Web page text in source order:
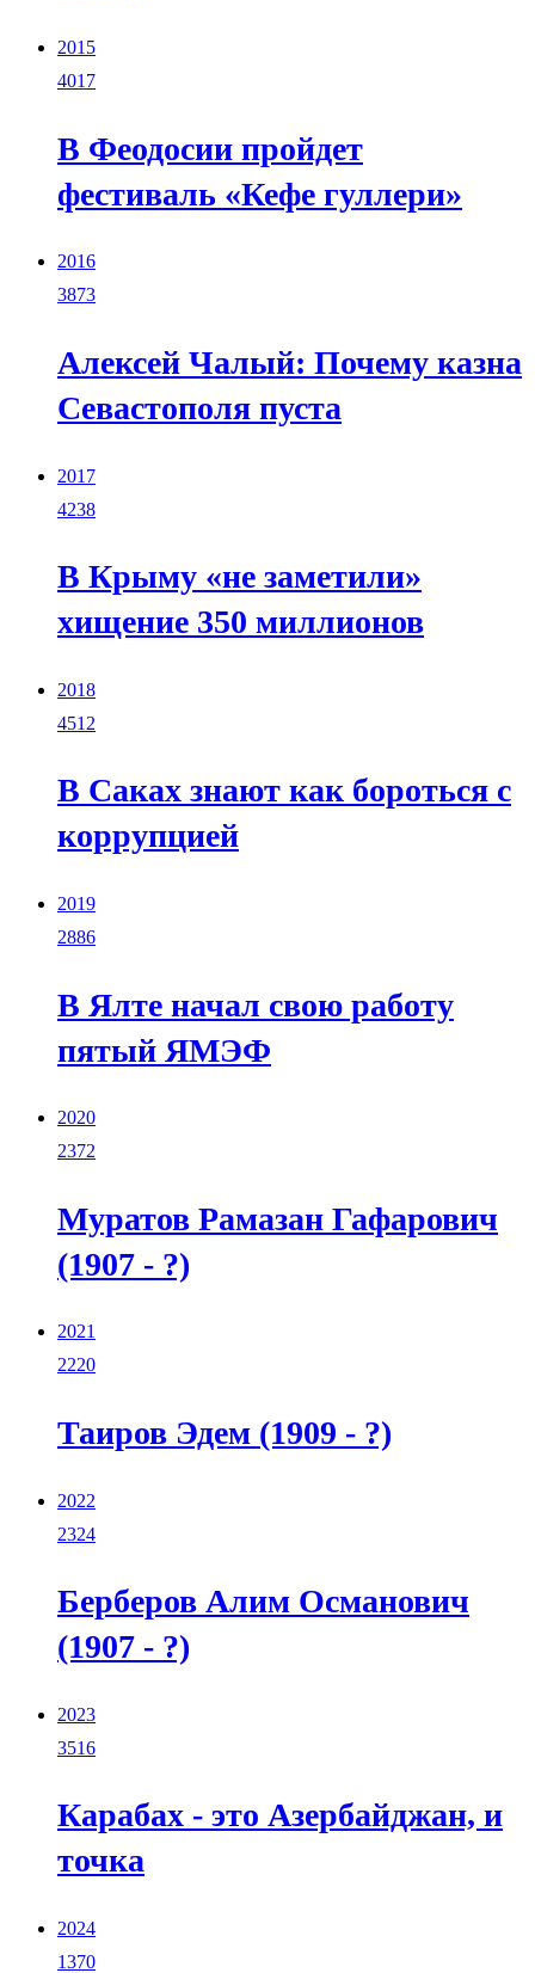
2015
4017
В Феодосии пройдет
фестиваль «Кефе гуллери»
2016
3873
Алексей Чалый: Почему казна
Севастополя пуста
2017
4238
В Крыму «не заметили»
хищение 350 миллионов
2018
4512
В Саках знают как бороться с
коррупцией
2019
2886
В Ялте начал свою работу
пятый ЯМЭФ
2020
2372
Муратов Рамазан Гафарович
(1907 - ?)
2021
2220
Таиров Эдем (1909 - ?)
2022
2324
Берберов Алим Османович
(1907 - ?)
2023
3516
Карабах - это Азербайджан, и
точка
2024
1370